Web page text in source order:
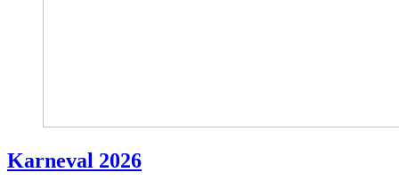
Karneval 2026